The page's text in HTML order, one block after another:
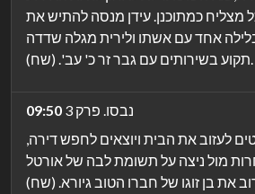
מצליח כמתוכנן. עידן מנסה להתיש את
בלילה אחד עם אשתו ולירית מגלה שדדה
תקוע בשירותים עם גבר זר כ' עב'. (שח).
09:50
נבסו. פרק 3
לעזוב את הבית ויוצאים לחפש דירה,
מול ניצה על תשומת לבה של אורטל